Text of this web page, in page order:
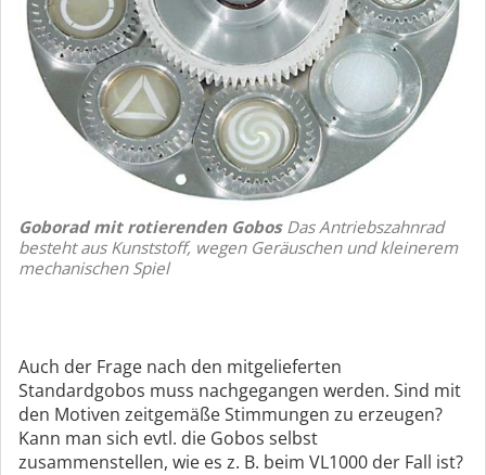
Goborad mit rotierenden Gobos Das Antriebszahnrad
besteht aus Kunststoff, wegen Geräuschen und kleinerem
mechanischen Spiel
Auch der Frage nach den mitgelieferten
Standardgobos muss nachgegangen werden. Sind mit
den Motiven zeitgemäße Stimmungen zu erzeugen?
Kann man sich evtl. die Gobos selbst
zusammenstellen, wie es z. B. beim VL1000 der Fall ist?